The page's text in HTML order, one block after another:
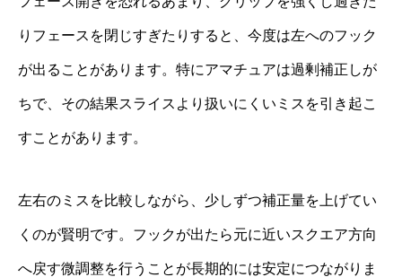
りフェースを閉じすぎたりすると、今度は左へのフック
が出ることがあります。特にアマチュアは過剰補正しが
ちで、その結果スライスより扱いにくいミスを引き起こ
すことがあります。
左右のミスを比較しながら、少しずつ補正量を上げてい
くのが賢明です。フックが出たら元に近いスクエア方向
へ戻す微調整を行うことが長期的には安定につながりま